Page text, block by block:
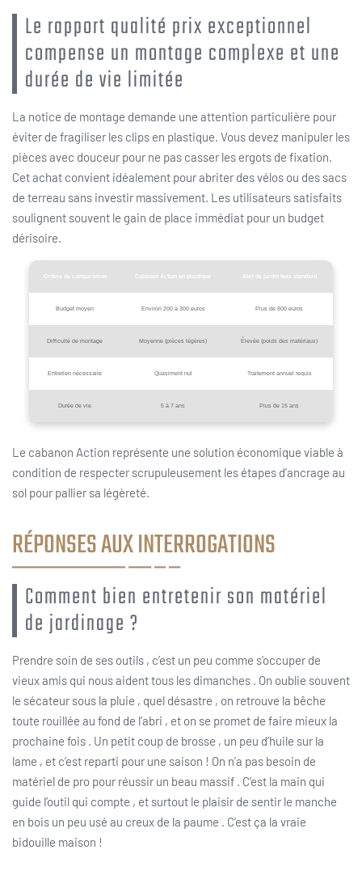
Le rapport qualité prix exceptionnel
compense un montage complexe et une
durée de vie limitée
La notice de montage demande une attention particulière pour
éviter de fragiliser les clips en plastique. Vous devez manipuler les
pièces avec douceur pour ne pas casser les ergots de fixation.
Cet achat convient idéalement pour abriter des vélos ou des sacs
de terreau sans investir massivement. Les utilisateurs satisfaits
soulignent souvent le gain de place immédiat pour un budget
dérisoire.
Critère de comparaison Cabanon Action en plastique Abri de jardin bois standard
Budget moyen Environ 200 à 300 euros Plus de 800 euros
Difficulté de montage Moyenne (pièces légères) Élevée (poids des matériaux)
Entretien nécessaire Quasiment nul Traitement annuel requis
Durée de vie 5 à 7 ans Plus de 15 ans
Le cabanon Action représente une solution économique viable à
condition de respecter scrupuleusement les étapes d’ancrage au
sol pour pallier sa légèreté.
RÉPONSES AUX INTERROGATIONS
Comment bien entretenir son matériel
de jardinage ?
Prendre soin de ses outils , c’est un peu comme s’occuper de
vieux amis qui nous aident tous les dimanches . On oublie souvent
le sécateur sous la pluie , quel désastre , on retrouve la bêche
toute rouillée au fond de l’abri , et on se promet de faire mieux la
prochaine fois . Un petit coup de brosse , un peu d’huile sur la
lame , et c’est reparti pour une saison ! On n’a pas besoin de
matériel de pro pour réussir un beau massif . C’est la main qui
guide l’outil qui compte , et surtout le plaisir de sentir le manche
en bois un peu usé au creux de la paume . C’est ça la vraie
bidouille maison !